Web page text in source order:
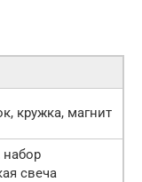
кружка, магнит
набор
свеча